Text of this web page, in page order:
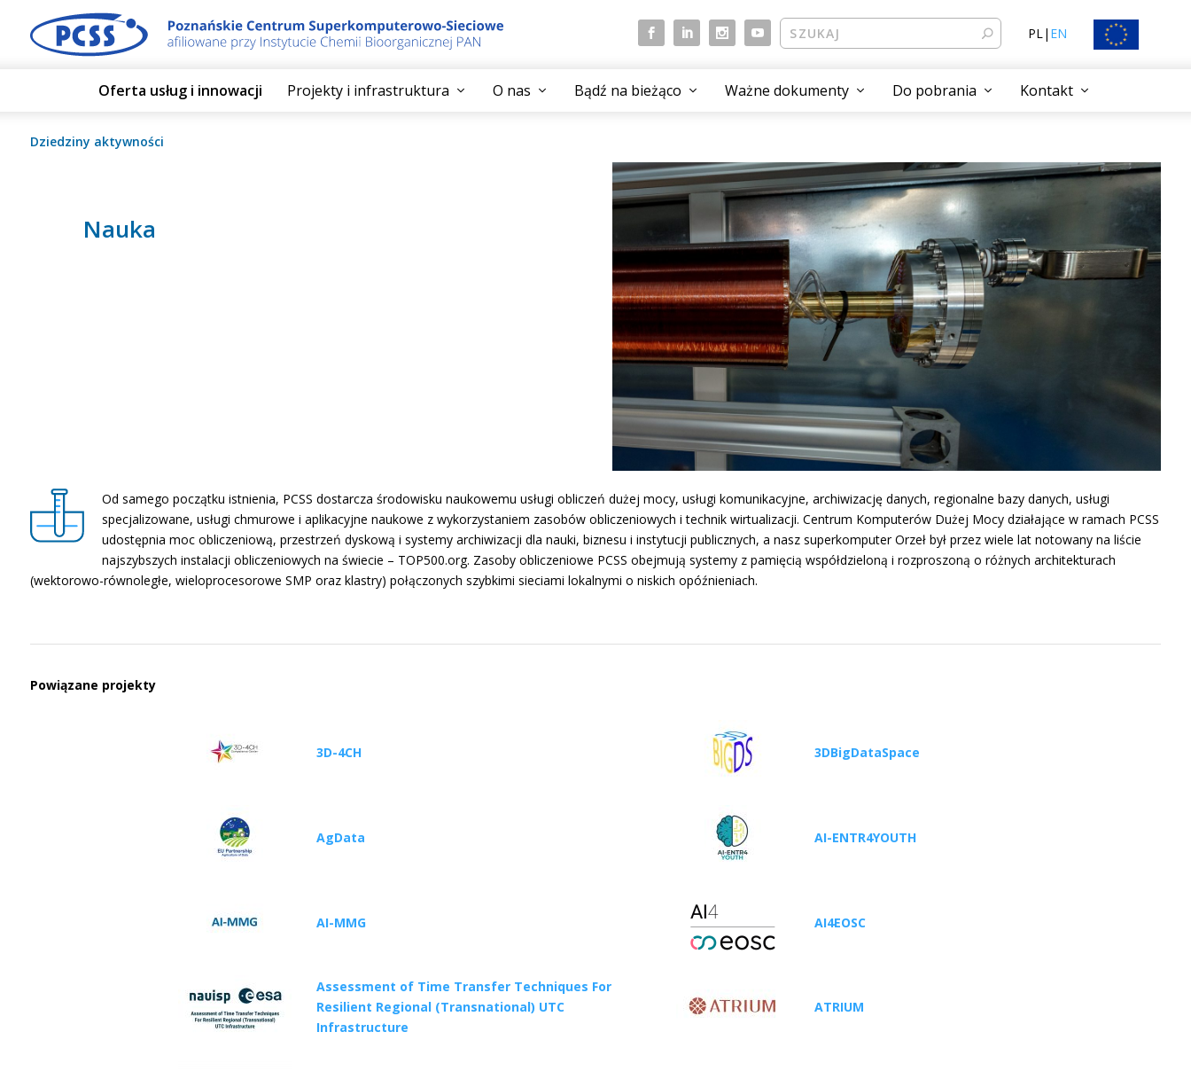
PL| EN
Oferta usług i innowacji Projekty i infrastruktura O nas Bądź na bieżąco Ważne dokumenty Do pobrania Kontakt
Dziedziny aktywności
Nauka
Od samego początku istnienia, PCSS dostarcza środowisku naukowemu usługi obliczeń dużej mocy, usługi komunikacyjne, archiwizację danych, regionalne bazy danych, usługi
specjalizowane, usługi chmurowe i aplikacyjne naukowe z wykorzystaniem zasobów obliczeniowych i technik wirtualizacji. Centrum Komputerów Dużej Mocy działające w ramach PCSS
udostępnia moc obliczeniową, przestrzeń dyskową i systemy archiwizacji dla nauki, biznesu i instytucji publicznych, a nasz superkomputer Orzeł był przez wiele lat notowany na liście
najszybszych instalacji obliczeniowych na świecie – TOP500.org. Zasoby obliczeniowe PCSS obejmują systemy z pamięcią współdzieloną i rozproszoną o różnych architekturach
(wektorowo-równoległe, wieloprocesorowe SMP oraz klastry) połączonych szybkimi sieciami lokalnymi o niskich opóźnieniach.
Powiązane projekty
3D-4CH 3DBigDataSpace
AgData AI-ENTR4YOUTH
AI-MMG AI4EOSC
Assessment of Time Transfer Techniques For
Resilient Regional (Transnational) UTC
Infrastructure
ATRIUM